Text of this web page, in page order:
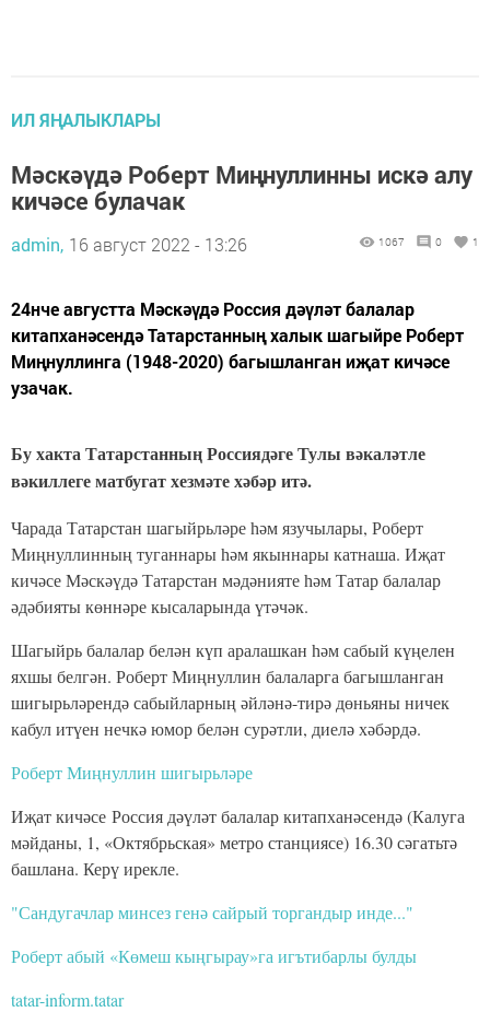
ИЛ ЯҢАЛЫКЛАРЫ
Мәскәүдә Роберт Миңнуллинны искә алу
кичәсе булачак
admin, 16 август 2022 - 13:26 1067 0 1
24нче августта Мәскәүдә Россия дәүләт балалар
китапханәсендә Татарстанның халык шагыйре Роберт
Миңнуллинга (1948-2020) багышланган иҗат кичәсе
узачак.
Бу хакта Татарстанның Россиядәге Тулы вәкаләтле
вәкиллеге матбугат хезмәте хәбәр итә.
Чарада Татарстан шагыйрьләре һәм язучылары, Роберт
Миңнуллинның туганнары һәм якыннары катнаша. Иҗат
кичәсе Мәскәүдә Татарстан мәдәнияте һәм Татар балалар
әдәбияты көннәре кысаларында үтәчәк.
Шагыйрь балалар белән күп аралашкан һәм сабый күңелен
яхшы белгән. Роберт Миңнуллин балаларга багышланган
шигырьләрендә сабыйларның әйләнә-тирә дөньяны ничек
кабул итүен нечкә юмор белән сурәтли, диелә хәбәрдә.
Роберт Миңнуллин шигырьләре
Иҗат кичәсе Россия дәүләт балалар китапханәсендә (Калуга
мәйданы, 1, «Октябрьская» метро станциясе) 16.30 сәгатьтә
башлана. Керү ирекле.
"Сандугачлар минсез генә сайрый торгандыр инде..."
Роберт абый «Көмеш кыңгырау»га игътибарлы булды
tatar-inform.tatar